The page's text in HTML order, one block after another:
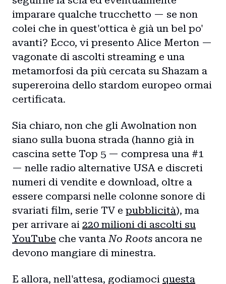
imparare qualche trucchetto — se non
colei che in quest'ottica è già un bel po'
avanti? Ecco, vi presento Alice Merton —
vagonate di ascolti streaming e una
metamorfosi da più cercata su Shazam a
supereroina dello stardom europeo ormai
certificata.
Sia chiaro, non che gli Awolnation non
siano sulla buona strada (hanno già in
cascina sette Top 5 — compresa una #1
— nelle radio alternative USA e discreti
numeri di vendite e download, oltre a
essere comparsi nelle colonne sonore di
svariati film, serie TV e pubblicità), ma
per arrivare ai 220 milioni di ascolti su
YouTube che vantaNo Roots ancora ne
devono mangiare di minestra.
E allora, nell'attesa, godiamoci questa